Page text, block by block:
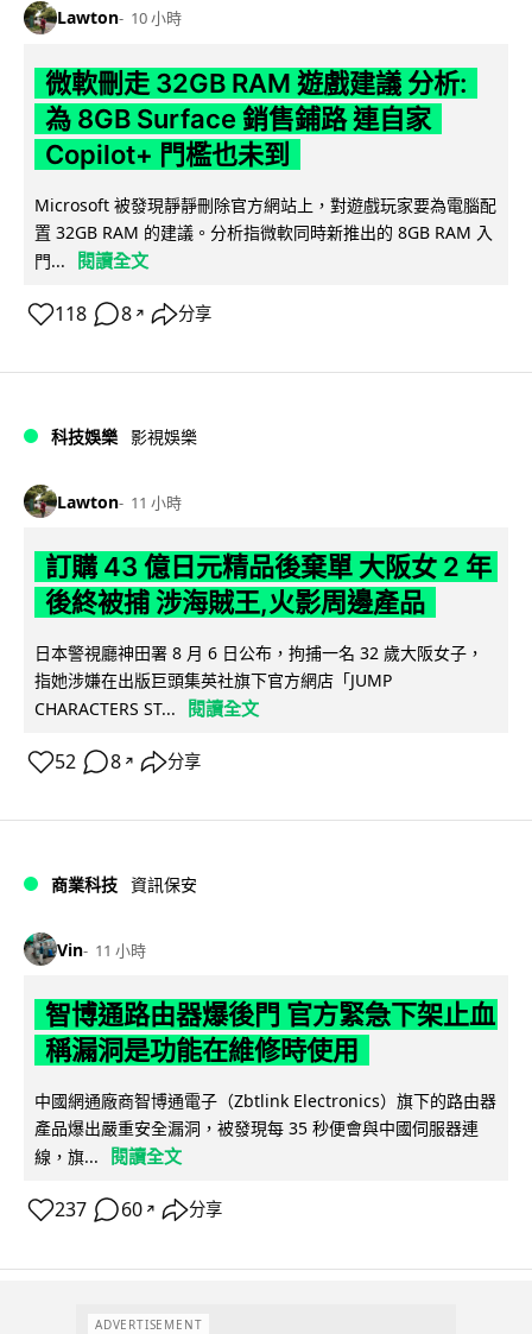
Lawton 10 小時
微軟刪走 32GB RAM 遊戲建議 分析:
為 8GB Surface 銷售鋪路 連自家
Copilot+ 門檻也未到
Microsoft 被發現靜靜刪除官方網站上，對遊戲玩家要為電腦配
置 32GB RAM 的建議。分析指微軟同時新推出的 8GB RAM 入
門...
閱讀全文
118 8 ↗ 分享
科技娛樂 影視娛樂
Lawton 11 小時
訂購 43 億日元精品後棄單 大阪女 2 年
後終被捕 涉海賊王,火影周邊產品
日本警視廳神田署 8 月 6 日公布，拘捕一名 32 歲大阪女子，
指她涉嫌在出版巨頭集英社旗下官方網店「JUMP
CHARACTERS ST...
閱讀全文
52 8 ↗ 分享
商業科技 資訊保安
Vin 11 小時
智博通路由器爆後門 官方緊急下架止血
稱漏洞是功能在維修時使用
中國網通廠商智博通電子（Zbtlink Electronics）旗下的路由器
產品爆出嚴重安全漏洞，被發現每 35 秒便會與中國伺服器連
線，旗...
閱讀全文
237 60 ↗ 分享
ADVERTISEMENT